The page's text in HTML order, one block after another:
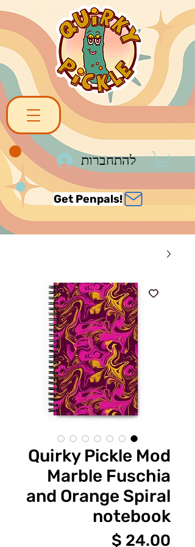
להתחברות
Get Penpals!
Quirky Pickle Mod
Marble Fuschia
and Orange Spiral
notebook